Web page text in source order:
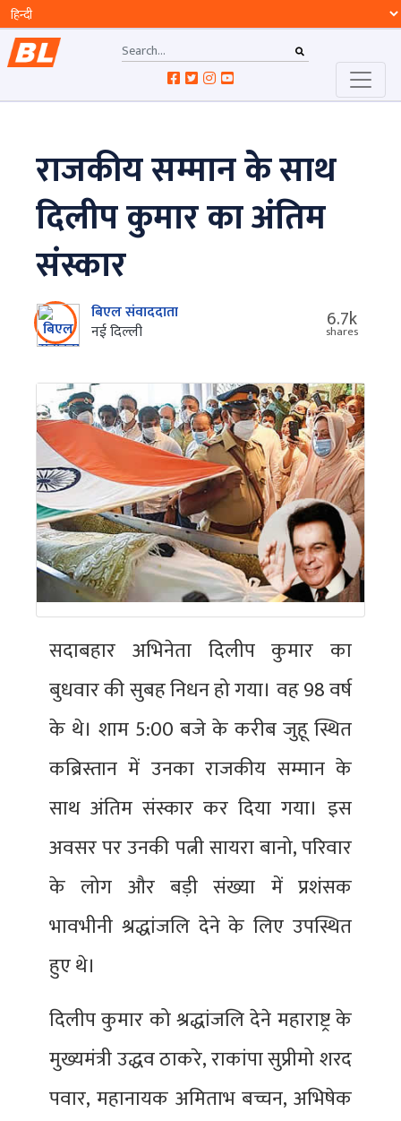
राजकीय सम्मान के साथ
दिलीप कुमार का अंतिम
संस्कार
बिएल संवाददाता
नई दिल्ली
6.7k
shares
सदाबहार अभिनेता दिलीप कुमार का
बुधवार की सुबह निधन हो गया। वह 98 वर्ष
के थे। शाम 5:00 बजे के करीब जुहू स्थित
कब्रिस्तान में उनका राजकीय सम्मान के
साथ अंतिम संस्कार कर दिया गया। इस
अवसर पर उनकी पत्नी सायरा बानो, परिवार
के लोग और बड़ी संख्या में प्रशंसक
भावभीनी श्रद्धांजलि देने के लिए उपस्थित
हुए थे।
दिलीप कुमार को श्रद्धांजलि देने महाराष्ट्र के
मुख्यमंत्री उद्धव ठाकरे, राकांपा सुप्रीमो शरद
पवार, महानायक अमिताभ बच्चन, अभिषेक